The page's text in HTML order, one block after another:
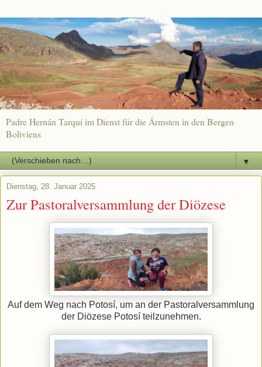
Padre Hernán Tarqui im Dienst für die Ärmsten in den Bergen
Boliviens
▼
Dienstag, 28. Januar 2025
Zur Pastoralversammlung der Diözese
Auf dem Weg nach Potosí, um an der Pastoralversammlung
der Diözese Potosí teilzunehmen.